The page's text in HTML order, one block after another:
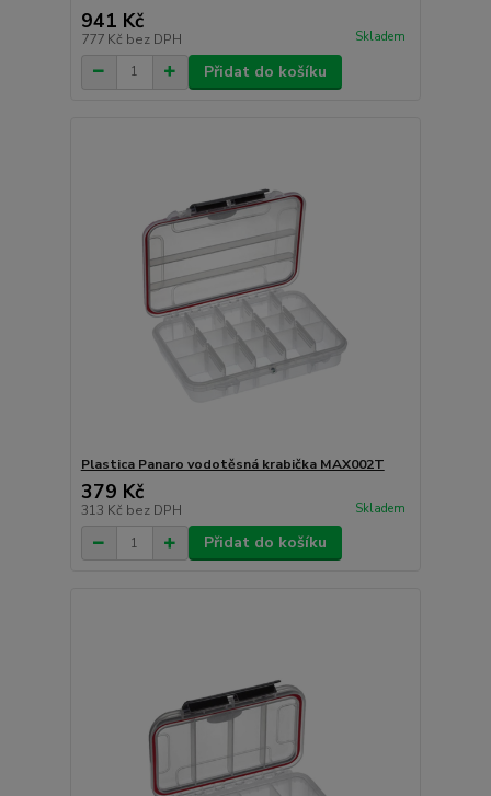
941 Kč
777 Kč bez DPH Skladem
Přidat do košíku
Plastica Panaro vodotěsná krabička MAX002T
379 Kč
313 Kč bez DPH Skladem
Přidat do košíku